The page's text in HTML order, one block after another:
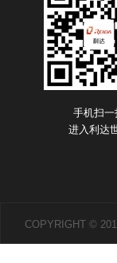
手机扫一
进入利达
COPYRIGHT ©